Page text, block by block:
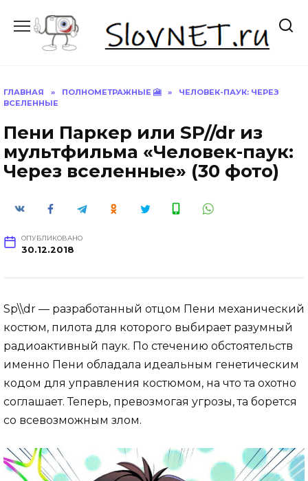
содержанию
ГЛАВНАЯ » ПОЛНОМЕТРАЖНЫЕ 🎦 »
ЧЕЛОВЕК-ПАУК: ЧЕРЕЗ
ВСЕЛЕННЫЕ
Пени Паркер или SP//dr из
мультфильма «Человек-паук:
Через вселенные» (30 фото)
ОПУБЛИКОВАНО
30.12.2018
Sp\\dr — разработанный отцом Пени механический
костюм, пилота для которого выбирает разумный
радиоактивный паук. По стечению обстоятельств
именно Пени обладала идеальным генетическим
кодом для управления костюмом, на что та охотно
соглашает. Теперь, превозмогая угрозы, та борется
со всевозможным злом.